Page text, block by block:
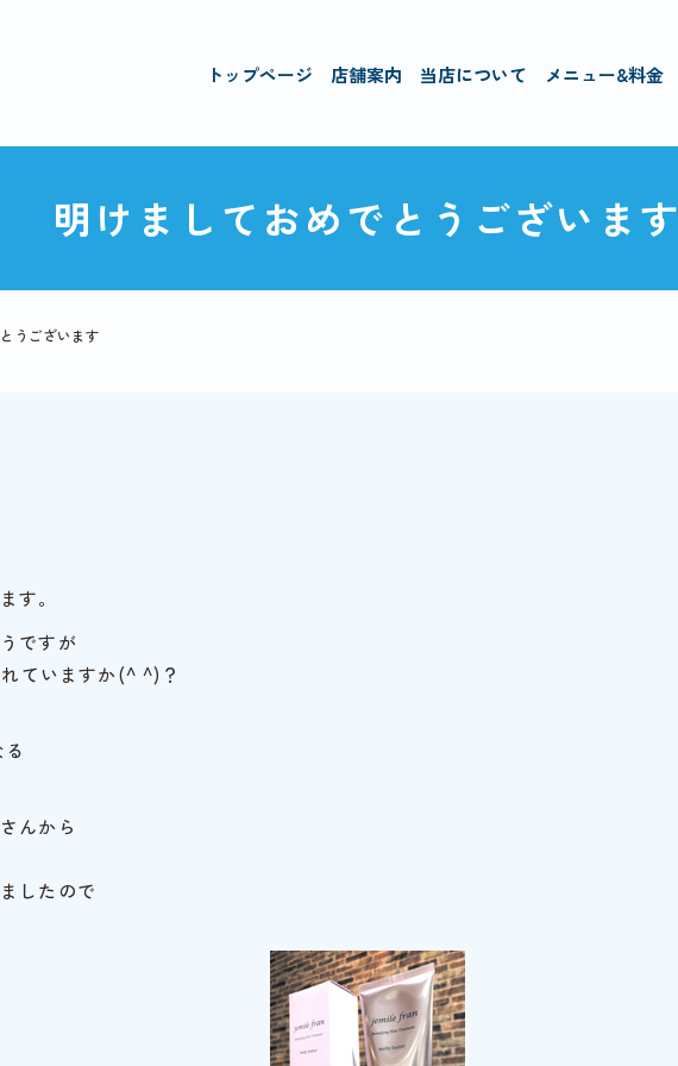
トップページ 店舗案内 当店について メニュー&料金
明けましておめでとうございます
うございます
す。
ですが
ていますか(^ ^)？
んから
したので